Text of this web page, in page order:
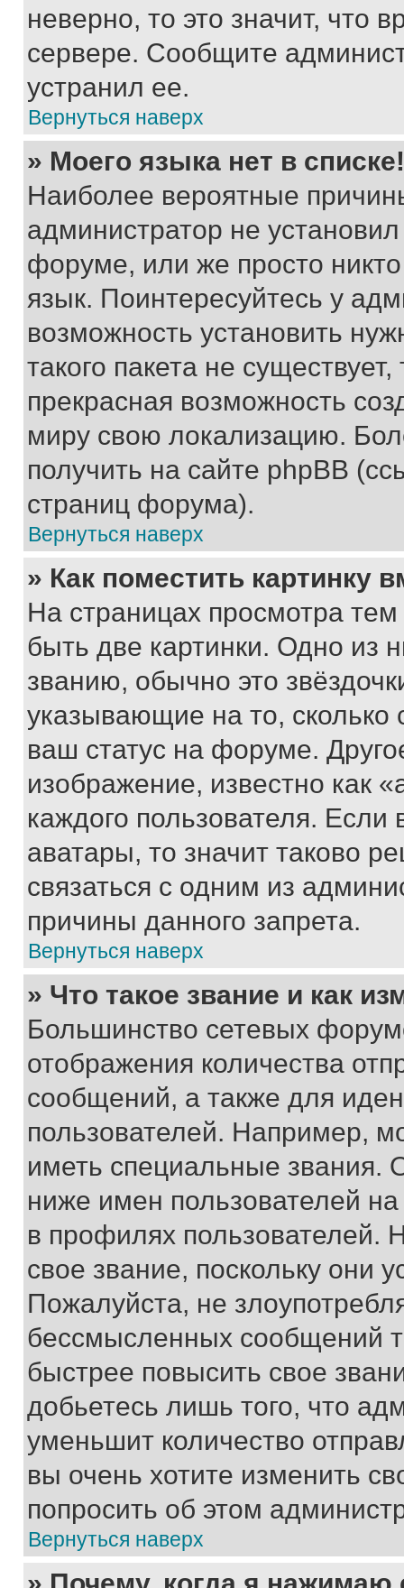
неверно, то это значит, что
сервере. Сообщите
устранил ее.
Вернуться наверх
» Моего языка нет в списке!
Наиболее вероятные
администратор не
форуме, или же просто
язык. Поинтересуйтесь у
возможность установить
такого пакета не
прекрасная возможность
миру свою локализацию.
получить на сайте phpBB
страниц форума).
Вернуться наверх
» Как поместить картинку
На страницах просмотра
быть две картинки. Одно из
званию, обычно это
указывающие на то,
ваш статус на форуме.
изображение, известно как
каждого пользователя.
аватары, то значит таково
связаться с одним из
причины данного запрета.
Вернуться наверх
» Что такое звание и как
Большинство сетевых
отображения количества
сообщений, а также для
пользователей. Например,
иметь специальные звания.
ниже имен пользователей
в профилях
свое звание, поскольку они
Пожалуйста, не
бессмысленных сообщений
быстрее повысить свое
добьетесь лишь того, что
уменьшит количество
вы очень хотите изменить
попросить об этом
Вернуться наверх